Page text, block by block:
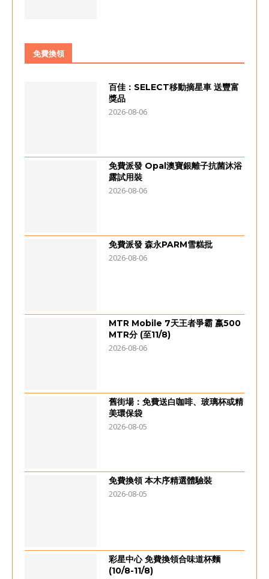
免費換領
百佳：SELECT移動摘星車 送豐富
獎品
2026-08-06
免費派發 Opal澳寶銀離子抗菌沐浴
露試用裝
2026-08-06
免費派發 森永PARM雪糕批
2026-08-06
MTR Mobile 7天王者爭霸 嬴500
MTR分 (至11/8)
2026-08-06
舊街場：免費送白咖啡、玻璃杯或精
美環保袋
2026-08-05
免費換領 本木序精選體驗裝
2026-08-05
彩星中心 免費換領合味道杯麵
(10/8-11/8)